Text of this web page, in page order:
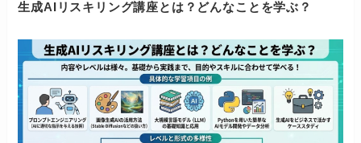
生成AIリスキリング講座とは？どんなことを学ぶ？